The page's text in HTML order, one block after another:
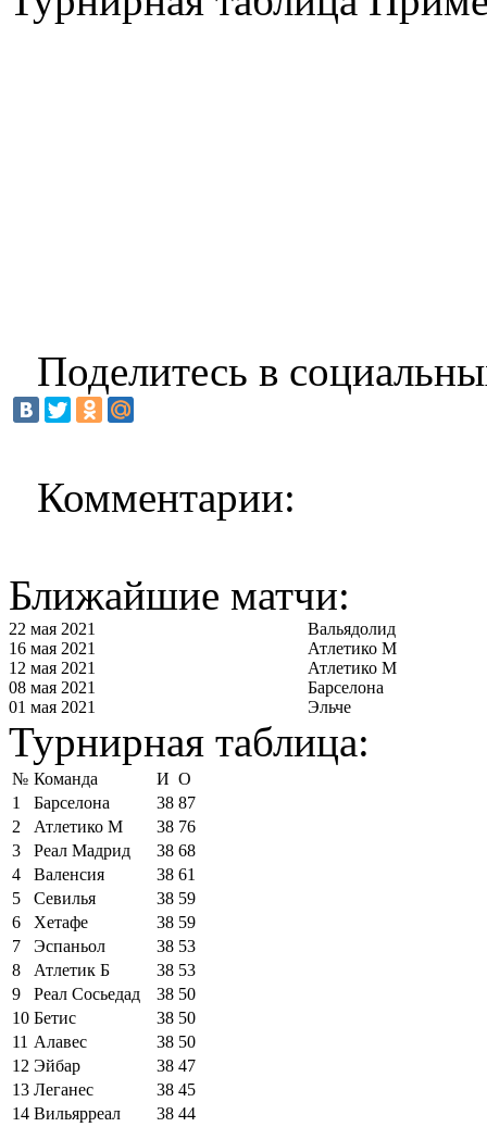
Поделитесь в
Комментарии:
Ближайшие матчи:
22 мая 2021
Вальядолид
16 мая 2021
Атлетико М
12 мая 2021
Атлетико М
08 мая 2021
Барселона
01 мая 2021
Эльче
Турнирная таблица:
№ Команда И О
1
Барселона 38 87
2
Атлетико М 38 76
3
Реал Мадрид 38 68
4
Валенсия 38 61
5
Севилья 38 59
6
Хетафе 38 59
7
Эспаньол 38 53
8
Атлетик Б 38 53
9
Реал Сосьедад 38 50
10 Бетис 38 50
11 Алавес 38 50
12 Эйбар 38 47
13 Леганес 38 45
14 Вильярреал 38 44